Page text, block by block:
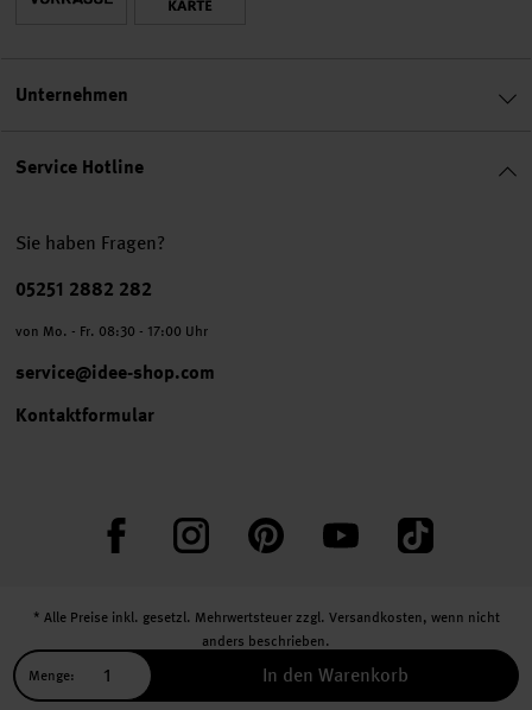
Menge: In den Warenkorb
Service Hotline
Sie haben Fragen?
Telefonnummer
05251 2882 282
von Mo. - Fr. 08:30 - 17:00 Uhr
service@idee-shop.com
Kontaktformular
FacebookInstagram PinterestYouTube TikTok
Unternehmen
* Alle Preise inkl. gesetzl. Mehrwertsteuer zzgl. Versandkosten, wenn nicht
anders beschrieben.
** Jede:r Abonnent:in erhält bei erstmaliger Anmeldung für unseren Newsletter
einen 10 % Rabatt-Gutschein für unseren Online-Shop.